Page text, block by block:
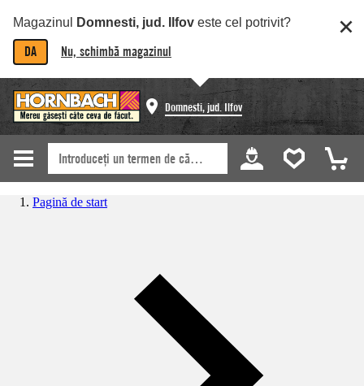
Magazinul Domnesti, jud. Ilfov este cel potrivit?
DA Nu, schimbă magazinul
Domnesti, jud. Ilfov
Pagină de start